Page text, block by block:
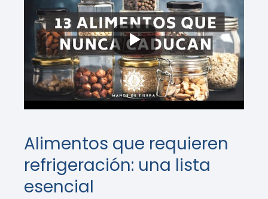
Alimentos que requieren
refrigeración: una lista
esencial